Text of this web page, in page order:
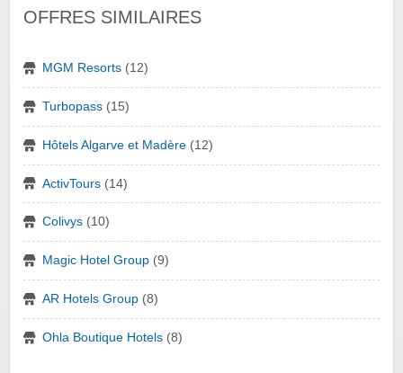
OFFRES SIMILAIRES
MGM Resorts (12)
Turbopass (15)
Hôtels Algarve et Madère (12)
ActivTours (14)
Colivys (10)
Magic Hotel Group (9)
AR Hotels Group (8)
Ohla Boutique Hotels (8)